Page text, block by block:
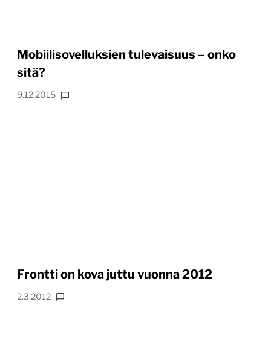
Mobiilisovelluksien tulevaisuus – onko
sitä?
9.12.2015
Frontti on kova juttu vuonna 2012
2.3.2012